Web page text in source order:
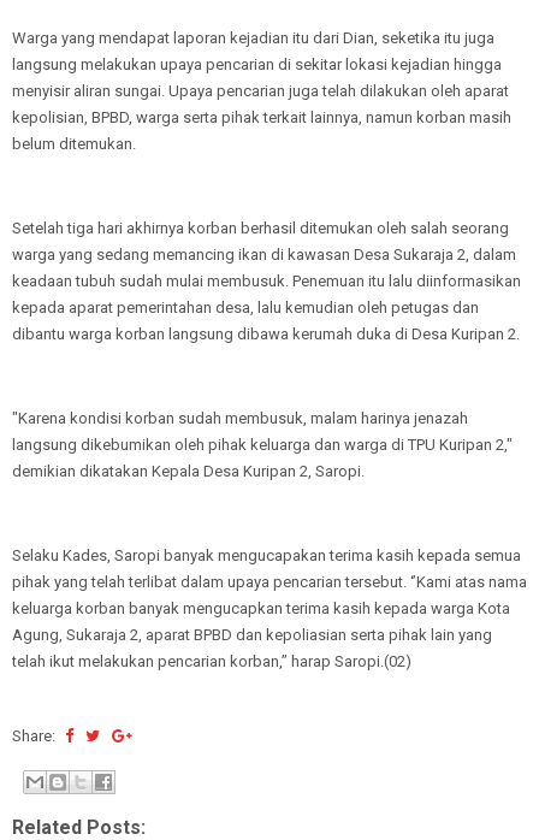
Warga yang mendapat laporan kejadian itu dari Dian, seketika itu juga
langsung melakukan upaya pencarian di sekitar lokasi kejadian hingga
menyisir aliran sungai. Upaya pencarian juga telah dilakukan oleh aparat
kepolisian, BPBD, warga serta pihak terkait lainnya, namun korban masih
belum ditemukan.
Setelah tiga hari akhirnya korban berhasil ditemukan oleh salah seorang
warga yang sedang memancing ikan di kawasan Desa Sukaraja 2, dalam
keadaan tubuh sudah mulai membusuk. Penemuan itu lalu diinformasikan
kepada aparat pemerintahan desa, lalu kemudian oleh petugas dan
dibantu warga korban langsung dibawa kerumah duka di Desa Kuripan 2.
"Karena kondisi korban sudah membusuk, malam harinya jenazah
langsung dikebumikan oleh pihak keluarga dan warga di TPU Kuripan 2,"
demikian dikatakan Kepala Desa Kuripan 2, Saropi.
Selaku Kades, Saropi banyak mengucapakan terima kasih kepada semua
pihak yang telah terlibat dalam upaya pencarian tersebut. ‘’Kami atas nama
keluarga korban banyak mengucapkan terima kasih kepada warga Kota
Agung, Sukaraja 2, aparat BPBD dan kepoliasian serta pihak lain yang
telah ikut melakukan pencarian korban,’’ harap Saropi.(02)
Share:
Related Posts: